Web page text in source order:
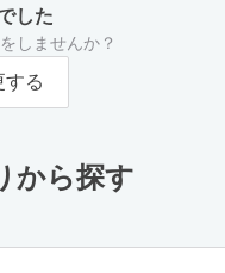
した
しませんか？
する
から探す